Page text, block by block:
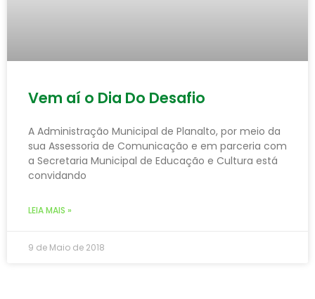
Vem aí o Dia Do Desafio
A Administração Municipal de Planalto, por meio da
sua Assessoria de Comunicação e em parceria com
a Secretaria Municipal de Educação e Cultura está
convidando
LEIA MAIS »
9 de Maio de 2018